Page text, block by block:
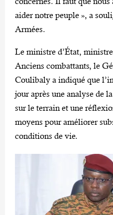
aider notre peuple », a
Armées.
Le ministre d’État,
Anciens combattants, le
Coulibaly a indiqué que
jour après une analyse de
sur le terrain et une
moyens pour améliorer
conditions de vie.